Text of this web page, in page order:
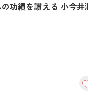
功績を讃える 小今井